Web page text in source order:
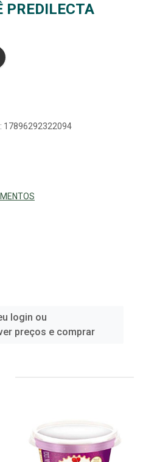
PREDILECTA
17896292322094
login ou
preços e comprar